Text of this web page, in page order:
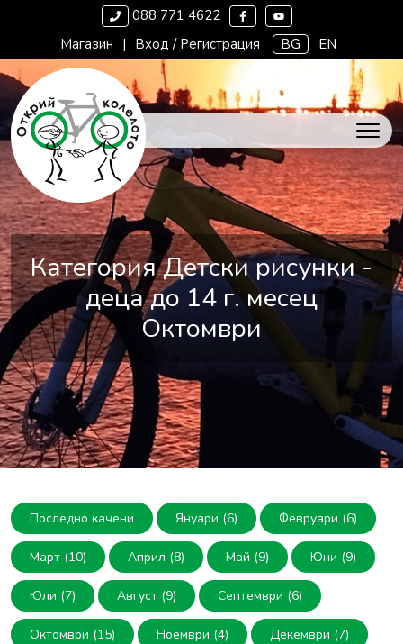
088 771 4622
Магазин | Вход / Регистрация BG EN
Категория Детски рисунки -
деца до 14 г. месец
Октомври
Последно качени Януари (6) Февруари (6)
Март (10) Април (8) Май (9) Юни (9)
Юли (7) Август (9) Септември (6)
Октомври (15) Ноември (4) Декември (7)